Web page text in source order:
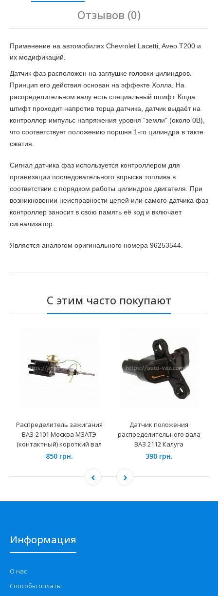
Отзывов (0)
Применение на автомобилях Chevrolet Lacetti, Aveo T200 и
их модификаций.
Датчик фаз расположен на заглушке головки цилиндров.
Принцип его действия основан на эффекте Холла. На
распределительном валу есть специальный штифт. Когда
штифт проходит напротив торца датчика, датчик выдаёт на
контроллер импульс напряжения уровня "земли" (около 0В),
что соответствует положению поршня 1-го цилиндра в такте
сжатия.
Сигнал датчика фаз используется контроллером для
организации последовательного впрыска топлива в
соответствии с порядком работы цилиндров двигателя. При
возникновении неисправности цепей или самого датчика фаз
контроллер заносит в свою память её код и включает
сигнализатор.
Является аналогом оригинального номера 96253544.
С этим часто покупают
Распределитель зажигания
ВАЗ-2101 Москва МЗАТЭ
(контактный) короткий вал
850 грн.
Датчик положения
распределительного вала
ВАЗ 2112 Калуга
390 грн.
Информация
О нас
Способы оплаты